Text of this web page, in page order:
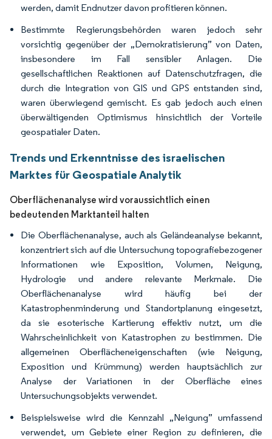
werden, damit Endnutzer davon profitieren können.
Bestimmte Regierungsbehörden waren jedoch sehr
vorsichtig gegenüber der „Demokratisierung” von Daten,
insbesondere im Fall sensibler Anlagen. Die
gesellschaftlichen Reaktionen auf Datenschutzfragen, die
durch die Integration von GIS und GPS entstanden sind,
waren überwiegend gemischt. Es gab jedoch auch einen
überwältigenden Optimismus hinsichtlich der Vorteile
geospatialer Daten.
Trends und Erkenntnisse des israelischen
Marktes für Geospatiale Analytik
Oberflächenanalyse wird voraussichtlich einen
bedeutenden Marktanteil halten
Die Oberflächenanalyse, auch als Geländeanalyse bekannt,
konzentriert sich auf die Untersuchung topografiebezogener
Informationen wie Exposition, Volumen, Neigung,
Hydrologie und andere relevante Merkmale. Die
Oberflächenanalyse wird häufig bei der
Katastrophenminderung und Standortplanung eingesetzt,
da sie esoterische Kartierung effektiv nutzt, um die
Wahrscheinlichkeit von Katastrophen zu bestimmen. Die
allgemeinen Oberflächeneigenschaften (wie Neigung,
Exposition und Krümmung) werden hauptsächlich zur
Analyse der Variationen in der Oberfläche eines
Untersuchungsobjekts verwendet.
Beispielsweise wird die Kennzahl „Neigung” umfassend
verwendet, um Gebiete einer Region zu definieren, die